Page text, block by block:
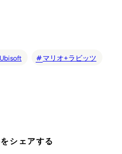
Ubisoft マリオ+ラビッツ
シェアする